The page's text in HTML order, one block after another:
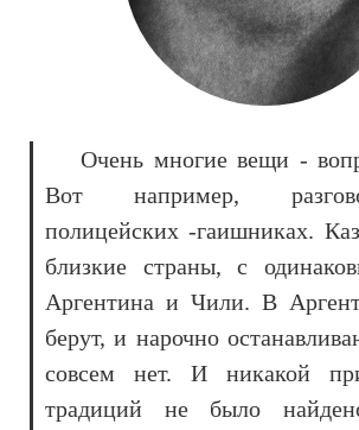
Очень многие вещи -
Вот например,
полицейских -гаишниках.
близкие страны, с
Аргентина и Чили. В
берут, и нарочно
совсем нет. И никакой
традиций не было